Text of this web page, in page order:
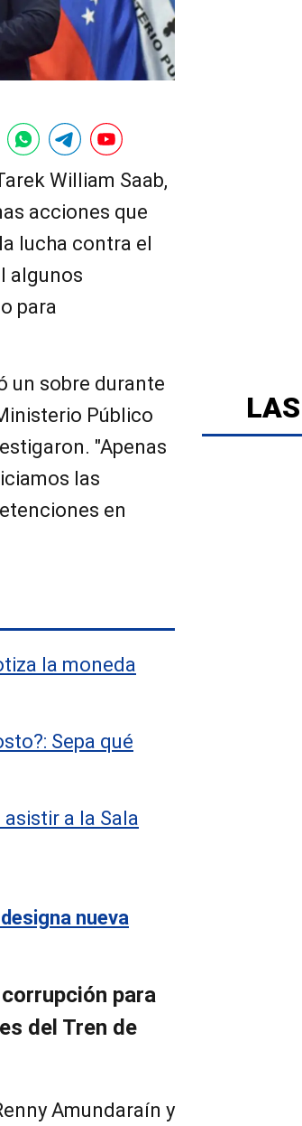
William Saab,
acciones que
lucha contra el
algunos
para
un sobre durante
Público
"Apenas
las
en
la moneda
Sepa qué
a la Sala
nueva
para
del Tren de
Amundaraín y